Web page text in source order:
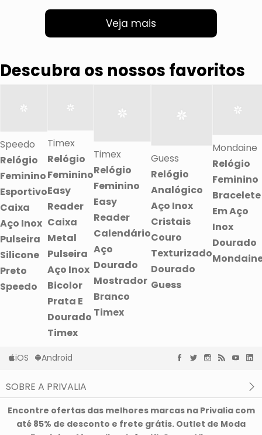
Veja mais
Descubra os nossos favoritos
Speedo
Relógio
Feminino
Esportivo
Caixa
Aço Inox
Pulseira
Silicone
Preto
Speedo
Timex
Relógio
Feminino
Easy
Reader
Caixa
Metal
Pulseira
Aço Inox
Bicolor
Prata E
Dourado
Timex
Timex
Relógio
Feminino
Easy
Reader
Calendário
Aço
Dourado
Mostrador
Branco
Timex
Guess
Relógio
Analógico
Aço Inox
Cristais
Couro
Texturizado
Dourado
Guess
Mondaine
Relógio
Feminino
Bracelete
Em Aço
Inox
Dourado
iOS Android
SOBRE A PRIVALIA
Privacidade e Cookies
Encontre ofertas das melhores marcas na Privalia com
até 85% de desconto e frete grátis. Outlet de Moda